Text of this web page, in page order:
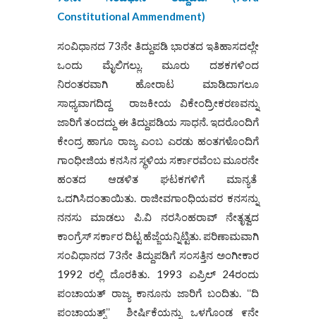
Constitutional Ammendment)
ಸಂವಿಧಾನದ 73ನೇ ತಿದ್ದುಪಡಿ ಭಾರತದ ಇತಿಹಾಸದಲ್ಲೇ
ಒಂದು ಮೈಲಿಗಲ್ಲು. ಮೂರು ದಶಕಗಳಿಂದ
ನಿರಂತರವಾಗಿ ಹೋರಾಟ ಮಾಡಿದಾಗಲೂ
ಸಾಧ್ಯವಾಗದಿದ್ದ ರಾಜಕೀಯ ವಿಕೇಂದ್ರೀಕರಣವನ್ನು
ಜಾರಿಗೆ ತಂದದ್ದು ಈ ತಿದ್ದುಪಡಿಯ ಸಾಧನೆ. ಇದರೊಂದಿಗೆ
ಕೇಂದ್ರ ಹಾಗೂ ರಾಜ್ಯ ಎಂಬ ಎರಡು ಹಂತಗಳೊಂದಿಗೆ
ಗಾಂಧೀಜಿಯ ಕನಸಿನ ಸ್ಥಳಿಯ ಸರ್ಕಾರವೆಂಬ ಮೂರನೇ
ಹಂತದ ಆಡಳಿತ ಘಟಕಗಳಿಗೆ ಮಾನ್ಯತೆ
ಒದಗಿಸಿದಂತಾಯಿತು. ರಾಜೀವಗಾಂಧಿಯವರ ಕನಸನ್ನು
ನನಸು ಮಾಡಲು ಪಿ.ವಿ ನರಸಿಂಹರಾವ್ ನೇತೃತ್ವದ
ಕಾಂಗ್ರೆಸ್ ಸರ್ಕಾರ ದಿಟ್ಟ ಹೆಜ್ಜೆಯನ್ನಿಟ್ಟಿತು. ಪರಿಣಾಮವಾಗಿ
ಸಂವಿಧಾನದ 73ನೇ ತಿದ್ದುಪಡಿಗೆ ಸಂಸತ್ತಿನ ಅಂಗೀಕಾರ
1992 ರಲ್ಲಿ ದೊರಕಿತು. 1993 ಏಪ್ರಿಲ್ 24ರಂದು
ಪಂಚಾಯತ್ ರಾಜ್ಯ ಕಾನೂನು ಜಾರಿಗೆ ಬಂದಿತು. ʻʻದಿ
ಪಂಚಾಯತ್ಸ್‌ʼʼ ಶೀರ್ಷಿಕೆಯನ್ನು ಒಳಗೊಂಡ ೯ನೇ